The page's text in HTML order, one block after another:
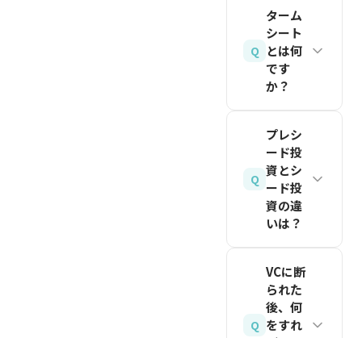
月時点
で、日本
のシード
ラウンド
ではプレ
3〜10億
円が一般
的です。
関連記事
を読む
ジェン
ス）、契
約締結ま
で、各ス
は案件ご
とに異な
ります。
準備が整
っている
ーズに進
みます。
関連記事
VCは地
域事情を
深く理解
した支援
ットがあ
ります。
東京・関
西両方の
VCにア
するのが
効果的で
す。
点）。創
業者が経
営の主導
権を維持
め、シリ
ーズA以
降の希薄
化も見据
えた設計
時に創業
チームが
50%以上
資家から
集めた資
金をファ
ンドとし
る専門機
関で、組
織的な審
査・支援
体制を持
エンジェ
ル投資家
は個人の
資金で投
Q
ターム
シート
とは何
です
か？
ートと
は、出資
額・株価
（バリュ
エーショ
式の種
類・投資
家の権利
Q
プレシ
ード投
資とシ
ード投
資の違
いは？
ドは、ア
イデアや
課題検証
Q
VCに断
られた
後、何
をすれ